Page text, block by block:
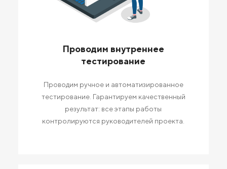
Проводим внутреннее
тестирование
Проводим ручное и автоматизированное
тестирование. Гарантируем качественный
результат: все этапы работы
контролируются руководителей проекта.